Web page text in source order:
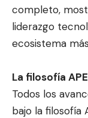
completo,
liderazgo
ecosistema
La filosofía
Todos los
bajo la filosofía